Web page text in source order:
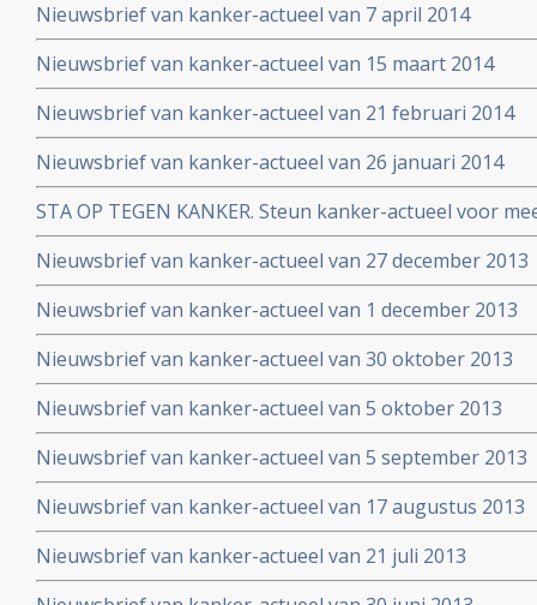
Nieuwsbrief van kanker-actueel van 7 april 2014
Nieuwsbrief van kanker-actueel van 15 maart 2014
Nieuwsbrief van kanker-actueel van 21 februari 2014
Nieuwsbrief van kanker-actueel van 26 januari 2014
STA OP TEGEN KANKER. Steun kanker-actueel voor
naar niet-toxische middelen en behandelingen
Nieuwsbrief van kanker-actueel van 27 december 2013
Nieuwsbrief van kanker-actueel van 1 december 2013
Nieuwsbrief van kanker-actueel van 30 oktober 2013
Nieuwsbrief van kanker-actueel van 5 oktober 2013
Nieuwsbrief van kanker-actueel van 5 september 2013
Nieuwsbrief van kanker-actueel van 17 augustus 2013
Nieuwsbrief van kanker-actueel van 21 juli 2013